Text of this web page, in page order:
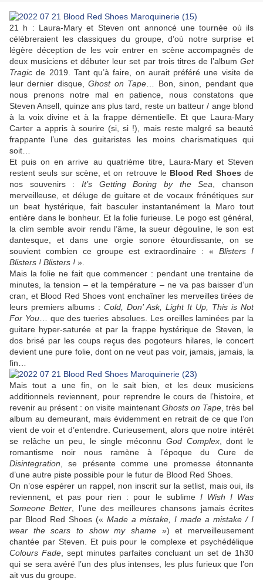
21 h : Laura-Mary et Steven ont annoncé une tournée où ils
célèbreraient les classiques du groupe, d’où notre surprise et
légère déception de les voir entrer en scène accompagnés de
deux musiciens et débuter leur set par trois titres de l’album Get
Tragic de 2019. Tant qu’à faire, on aurait préféré une visite de
leur dernier disque,Ghost on Tape … Bon, sinon, pendant que
nous prenons notre mal en patience, nous constatons que
Steven Ansell, quinze ans plus tard, reste un batteur / ange blond
à la voix divine et à la frappe démentielle. Et que Laura-Mary
Carter a appris à sourire (si, si !), mais reste malgré sa beauté
frappante l’une des guitaristes les moins charismatiques qui
soit…
Et puis on en arrive au quatrième titre, Laura-Mary et Steven
restent seuls sur scène, et on retrouve le Blood Red Shoes de
nos souvenirs : It’s Getting Boring by the Sea , chanson
merveilleuse, et déluge de guitare et de vocaux frénétiques sur
un beat hystérique, fait basculer instantanément la Maro tout
entière dans le bonheur. Et la folie furieuse. Le pogo est général,
la clim semble avoir rendu l’âme, la sueur dégouline, le son est
dantesque, et dans une orgie sonore étourdissante, on se
souvient combien ce groupe est extraordinaire : «Blisters !
Blisters ! Blisters ! ».
Mais la folie ne fait que commencer : pendant une trentaine de
minutes, la tension – et la température – ne va pas baisser d’un
cran, et Blood Red Shoes vont enchaîner les merveilles tirées de
leurs premiers albums : Cold, Don’ Ask, Light It Up, This is Not
For You… que des tueries absolues. Les oreilles laminées par la
guitare hyper-saturée et par la frappe hystérique de Steven, le
dos brisé par les coups reçus des pogoteurs hilares, le concert
devient une pure folie, dont on ne veut pas voir, jamais, jamais, la
fin…
Mais tout a une fin, on le sait bien, et les deux musiciens
additionnels reviennent, pour reprendre le cours de l’histoire, et
revenir au présent : on visite maintenant Ghosts on Tape, très bel
album au demeurant, mais évidemment en retrait de ce que l’on
vient de voir et d’entendre. Curieusement, alors que notre intérêt
se relâche un peu, le single méconnu God Complex, dont le
romantisme noir nous ramène à l’époque du Cure de
Disintegration , se présente comme une promesse étonnante
d’une autre piste possible pour le futur de Blood Red Shoes.
On n’ose espérer un rappel, non inscrit sur la setlist, mais oui, ils
reviennent, et pas pour rien : pour le sublime I Wish I Was
Someone Better , l’une des meilleures chansons jamais écrites
par Blood Red Shoes (« Made a mistake, I made a mistake / I
wear the scars to show my shame ») et merveilleusement
chantée par Steven. Et puis pour le complexe et psychédélique
Colours Fade , sept minutes parfaites concluant un set de 1h30
qui se sera avéré l’un des plus intenses, les plus furieux que l’on
ait vus du groupe.